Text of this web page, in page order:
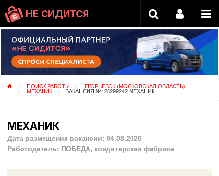
НЕ СИДИТСЯ
ПОИСК РАБОТЫ ЕГОРЬЕВСК (МОСКОВСКАЯ ОБЛАСТЬ)
МЕХАНИК ВАКАНСИЯ №128299242 МЕХАНИК
МЕХАНИК
Дата размещения вакансии: 04.08.2026
Работодатель: ПОБЕДА, кондитерская фабрика